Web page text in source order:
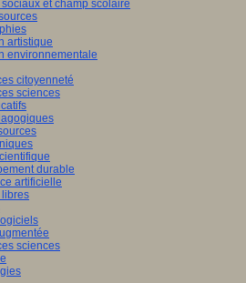
et champ scolaire
artistique
environnementale
citoyenneté
sciences
durable
artificielle
libres
sciences